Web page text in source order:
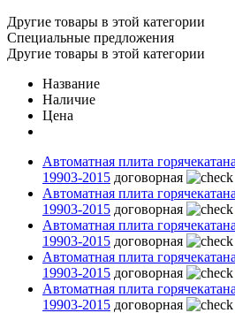
Другие товары в этой категории
Специальные предложения
Другие товары в этой категории
Название
Наличие
Цена
Автоматная плита
19903-2015 договорная
Автоматная плита
19903-2015 договорная
Автоматная плита
19903-2015 договорная
Автоматная плита
19903-2015 договорная
Автоматная плита
19903-2015 договорная